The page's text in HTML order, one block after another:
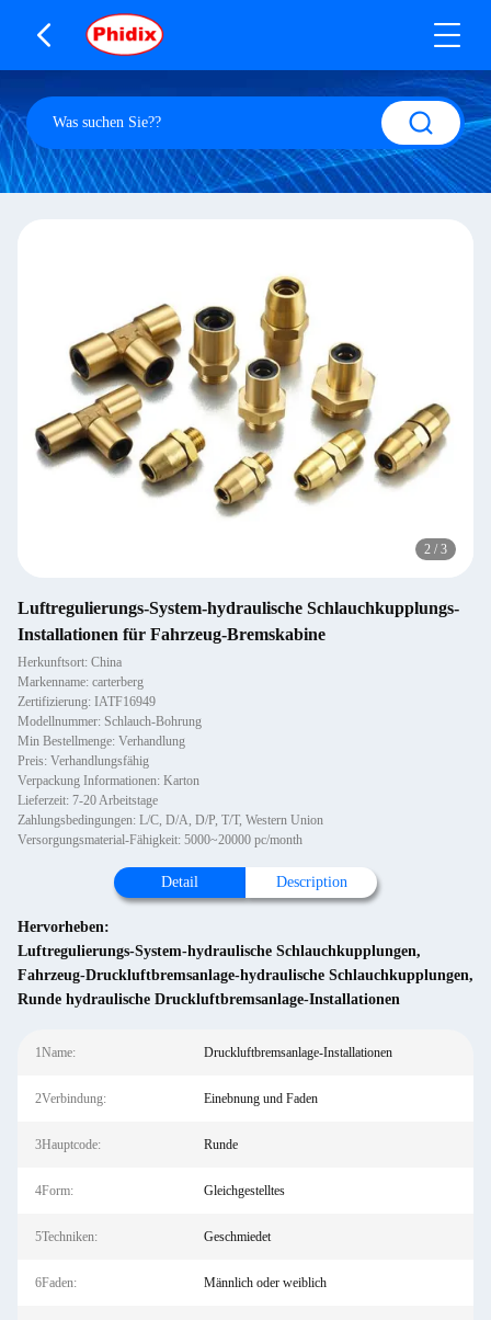
2 / 3
Luftregulierungs-System-hydraulische Schlauchkupplungs-
Installationen für Fahrzeug-Bremskabine
Herkunftsort: China
Markenname: carterberg
Zertifizierung: IATF16949
Modellnummer: Schlauch-Bohrung
Min Bestellmenge: Verhandlung
Preis: Verhandlungsfähig
Verpackung Informationen: Karton
Lieferzeit: 7-20 Arbeitstage
Zahlungsbedingungen: L/C, D/A, D/P, T/T, Western Union
Versorgungsmaterial-Fähigkeit: 5000~20000 pc/month
Detail Description
Hervorheben:
Luftregulierungs-System-hydraulische Schlauchkupplungen,
Fahrzeug-Druckluftbremsanlage-hydraulische Schlauchkupplungen,
Runde hydraulische Druckluftbremsanlage-Installationen
1Name: Druckluftbremsanlage-Installationen
2Verbindung: Einebnung und Faden
3Hauptcode: Runde
4Form: Gleichgestelltes
5Techniken: Geschmiedet
6Faden: Männlich oder weiblich